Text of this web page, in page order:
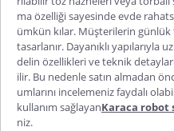
ma özelliği sayesinde evde
ümkün kılar. Müşterilerin günlük
tasarlanır. Dayanıklı
delin özellikleri ve teknik
ilir. Bu nedenle satın almadan
umlarını incelemeniz faydalı
kullanım sağlayanKaraca robot
niz.